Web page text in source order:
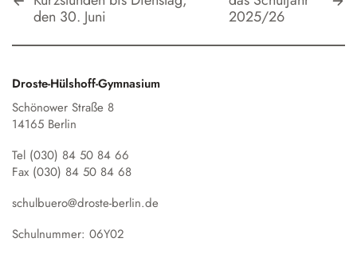
den 30. Juni
2025/26
Droste-Hülshoff-Gymnasium
Schönower Straße 8
14165 Berlin
Tel (030) 84 50 84 66
Fax (030) 84 50 84 68
schulbuero@droste-berlin.de
Schulnummer: 06Y02